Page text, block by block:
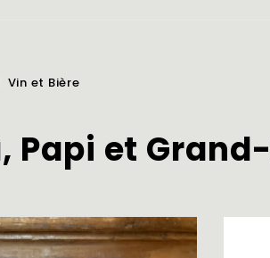
Vin et Bière
Papi et